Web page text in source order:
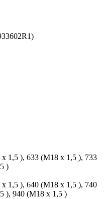
1,5 ), 633 (M18 x 1,5 ), 733
)
1,5 ), 640 (M18 x 1,5 ), 740
), 940 (M18 x 1,5 )